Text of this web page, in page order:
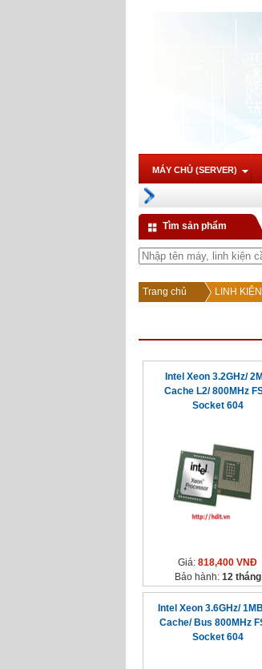
MÁY CHỦ (SERVER)
Tìm sản phẩm
Trang chủ LINH
Intel Xeon 3.2GHz/
Cache L2/ 800MHz
Socket 604
Giá: 818,400 VNĐ
Bảo hành: 12 tháng
Intel Xeon 3.6GHz/
Cache/ Bus 800MHz
Socket 604